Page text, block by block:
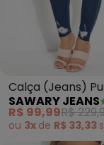
Calça (Jeans)
Destroyed na
Sawary
SAWARY JEANS
R$ 99,99R$
ou 3x de R$ 33,33